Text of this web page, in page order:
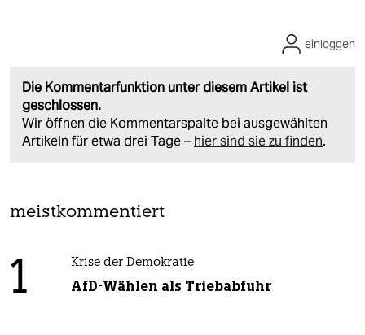
Die Kommentarfunktion unter diesem Artikel ist
geschlossen.
Wir öffnen die Kommentarspalte bei ausgewählten
Artikeln für etwa drei Tage – hier sind sie zu finden.
einloggen
meistkommentiert
1 Krise der Demokratie
AfD-Wählen als Triebabfuhr